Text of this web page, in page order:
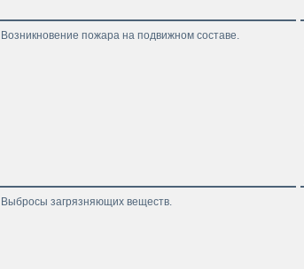
Возникновение пожара на подвижном составе.
Выбросы загрязняющих веществ.